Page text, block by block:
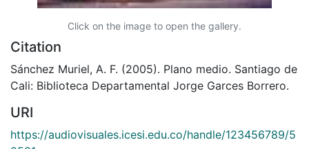
Click on the image to open the gallery.
Citation
Sánchez Muriel, A. F. (2005). Plano medio. Santiago de
Cali: Biblioteca Departamental Jorge Garces Borrero.
URI
https://audiovisuales.icesi.edu.co/handle/123456789/5